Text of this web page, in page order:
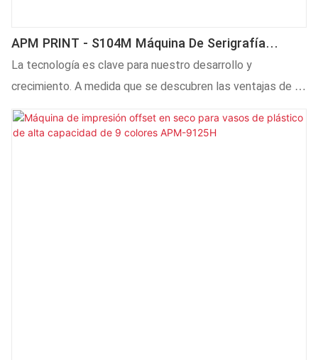
APM PRINT - S104M Máquina De Serigrafía
Automática Para Botellas De Especias, Para
Botellas De Vidrio Pequeñas Con Recubrimiento
Automática
La tecnología es clave para nuestro desarrollo y
crecimiento. A medida que se descubren las ventajas de la
máquina serigráfica automática para botellas de especias
S104M, diseñada para botellas de vidrio pequeñas con